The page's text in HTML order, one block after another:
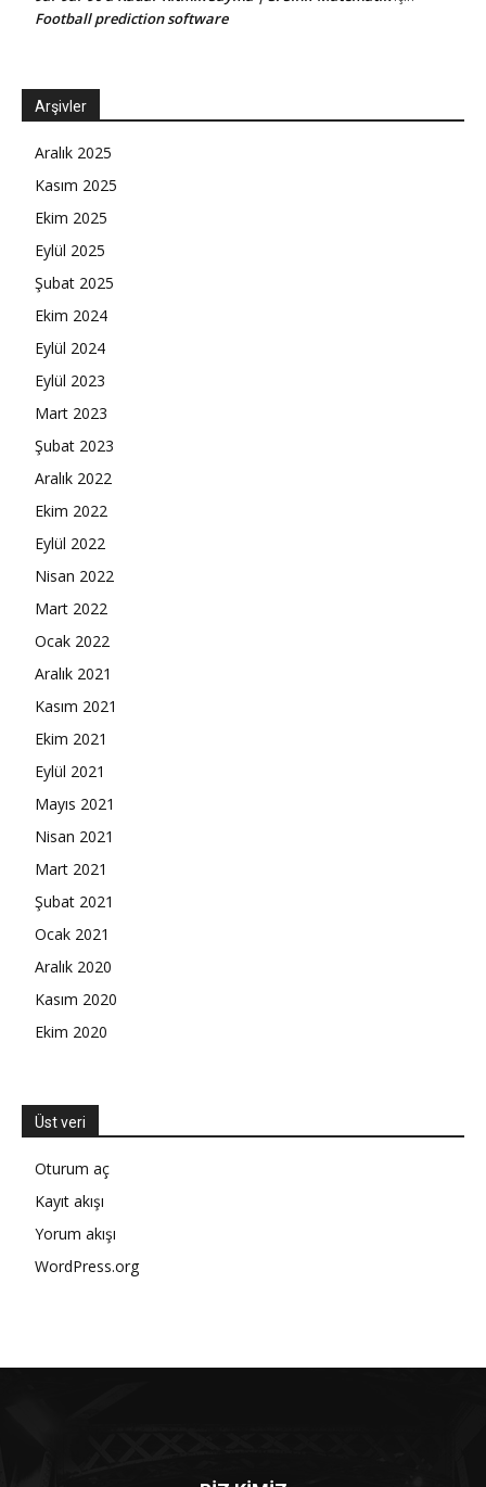
Football prediction software
Arşivler
Aralık 2025
Kasım 2025
Ekim 2025
Eylül 2025
Şubat 2025
Ekim 2024
Eylül 2024
Eylül 2023
Mart 2023
Şubat 2023
Aralık 2022
Ekim 2022
Eylül 2022
Nisan 2022
Mart 2022
Ocak 2022
Aralık 2021
Kasım 2021
Ekim 2021
Eylül 2021
Mayıs 2021
Nisan 2021
Mart 2021
Şubat 2021
Ocak 2021
Aralık 2020
Kasım 2020
Ekim 2020
Üst veri
Oturum aç
Kayıt akışı
Yorum akışı
WordPress.org